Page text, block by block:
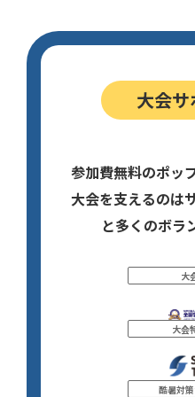
大会
参加費無料のポッ
大会を支えるのは
と多くのボラ
大
大会
酷暑対